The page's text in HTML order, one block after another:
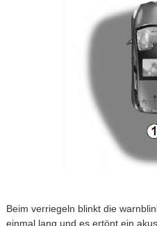
Beim verriegeln blinkt die
einmal lang und es ertönt ein